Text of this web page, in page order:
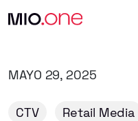
MAYO 29, 2025
CTV Retail Media